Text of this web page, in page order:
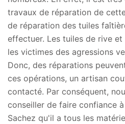
travaux de réparation de
de réparation des tuiles
effectuer. Les tuiles de rive
les victimes des agressions
Donc, des réparations
ces opérations, un artisan
contacté. Par conséquent,
conseiller de faire confiance
Sachez qu'il a tous les